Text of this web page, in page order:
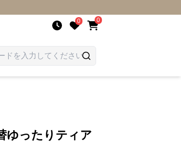
0 0
ゆったりティア